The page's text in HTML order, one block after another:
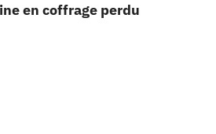
en coffrage perdu